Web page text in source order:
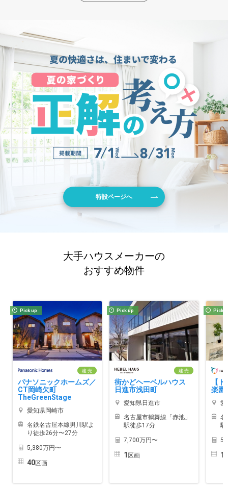
特設ページへ
大手ハウスメーカーの
おすすめ物件
Pick up
建 売
パナソニックホームズ／
CT岡崎欠町
TheGreenStage
愛知県岡崎市
名鉄名古屋本線男川駅よ
り徒歩26分〜27分
5,380万円〜
40区画
Pick up
建 売
街かどヘーベルハウス
日進市浅田町
愛知県日進市
名古屋市鶴舞線「赤池」
駅徒歩17分
7,700万円〜
1 区画
Pick
【
楽園
愛
名
15